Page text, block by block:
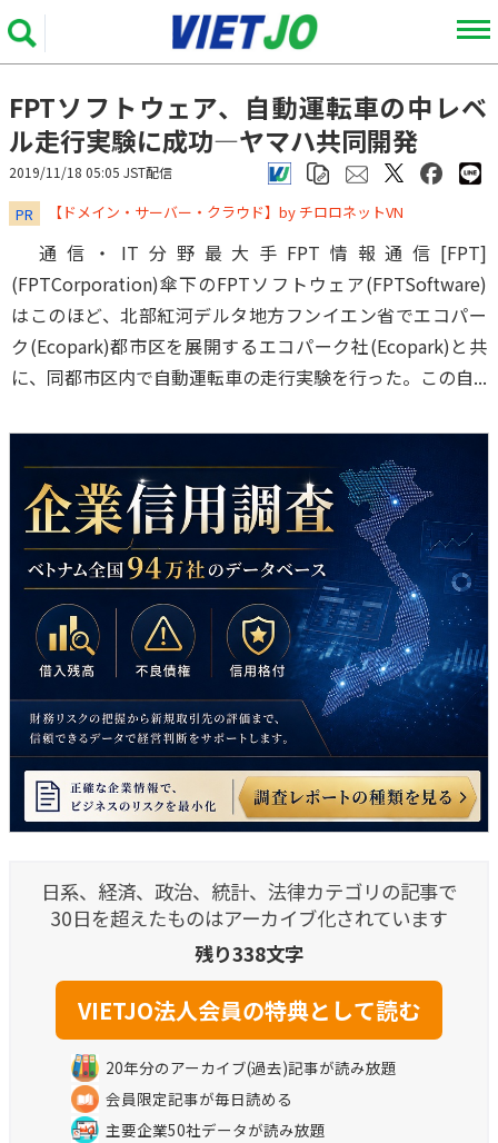
FPTソフトウェア、自動運転車の中レベ
ル走行実験に成功―ヤマハ共同開発
2019/11/18 05:05 JST配信
PR ​​​​​​​【ドメイン・サーバー・クラウド】by チロロネットVN
通信・IT分野最大手FPT情報通信[FPT]
(FPTCorporation)傘下のFPTソフトウェア(FPTSoftware)
はこのほど、北部紅河デルタ地方フンイエン省でエコパー
ク(Ecopark)都市区を展開するエコパーク社(Ecopark)と共
に、同都市区内で自動運転車の走行実験を行った。この自...
日系、経済、政治、統計、法律カテゴリの記事で
30日を超えたものはアーカイブ化されています
残り338文字
20年分のアーカイブ(過去)記事が読み放題
会員限定記事が毎日読める
主要企業50社データが読み放題